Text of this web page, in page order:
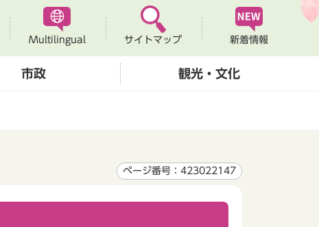
Multilingual サイトマップ 新着情報
市政 観光・文化
ページ番号：423022147